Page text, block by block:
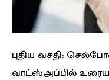
புதிய வசதி:
வாட்ஸ்அப்பில்